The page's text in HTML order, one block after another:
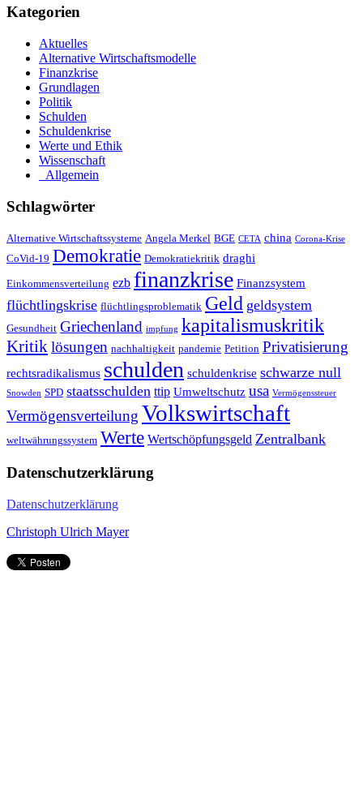
Kategorien
Aktuelles
Alternative Wirtschaftsmodelle
Finanzkrise
Grundlagen
Politik
Schulden
Schuldenkrise
Werte und Ethik
Wissenschaft
_Allgemein
Schlagwörter
Alternative Wirtschaftssysteme Angela Merkel BGE CETA china Corona-Krise
CoVid-19 Demokratie Demokratiekritik draghi
Einkommensverteilung ezb finanzkrise Finanzsystem
flüchtlingskrise flüchtlingsproblematik Geld geldsystem
Gesundheit Griechenland impfung kapitalismuskritik
Kritik lösungen nachhaltigkeit pandemie Petition Privatisierung
rechtsradikalismus schulden schuldenkrise schwarze null
Snowden SPD staatsschulden ttip Umweltschutz usa Vermögenssteuer
Vermögensverteilung Volkswirtschaft
weltwährungssystem Werte Wertschöpfungsgeld Zentralbank
Datenschutzerklärung
Datenschutzerklärung
Christoph Ulrich Mayer